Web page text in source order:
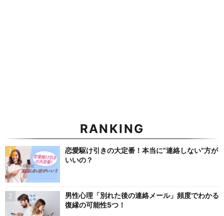
RANKING
恋愛駆け引きの大定番！本当に”連絡しない”方が
いいの？
男性心理「別れた後の連絡メール」頻度でわかる
復縁の可能性5つ！